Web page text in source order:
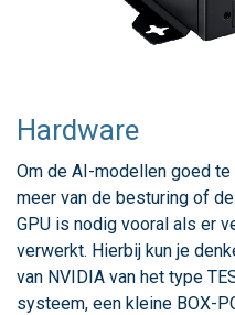
Hardware
Om de AI-modellen goed
meer van de besturing of
GPU is nodig vooral als er
verwerkt. Hierbij kun je
van NVIDIA van het type
systeem, een kleine BOX-